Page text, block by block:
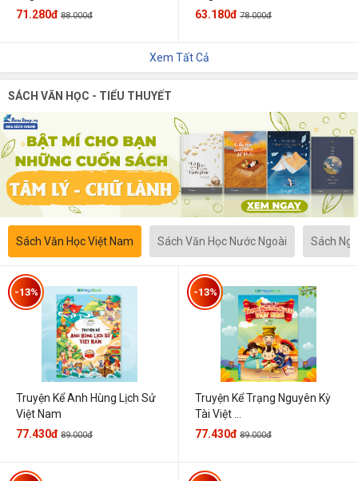
71.280đ 88.000đ 63.180đ 78.000đ
Xem Tất Cả
SÁCH VĂN HỌC - TIỂU THUYẾT
Sách Văn Học Việt Nam Sách Văn Học Nước Ngoài Sách
Truyện Kể Anh Hùng Lịch Sử
Việt Nam
-13%
77.430đ 89.000đ
Truyện Kể Trạng Nguyên Kỳ
Tài Việt ...
-13%
77.430đ 89.000đ